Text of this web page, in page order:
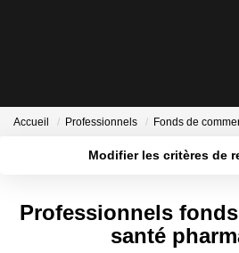
Nos Biens
Accueil Professionnels Fonds de
Modifier les critères de
Plus de critères
Professionnels
santé